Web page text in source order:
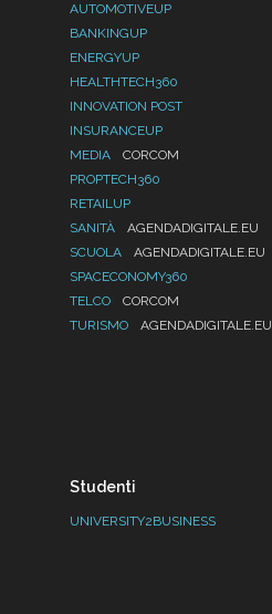
AUTOMOTIVEUP
BANKINGUP
ENERGYUP
HEALTHTECH360
INNOVATION POST
INSURANCEUP
MEDIA
CORCOM
PROPTECH360
RETAILUP
SANITÀ
AGENDADIGITALE.EU
SCUOLA
AGENDADIGITALE.EU
SPACECONOMY360
TELCO
CORCOM
TURISMO
AGENDADIGITALE.EU
Studenti
UNIVERSITY2BUSINESS